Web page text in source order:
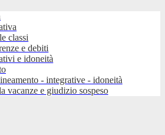
classi
e debiti
e idoneità
- integrative - idoneità
vacanze e giudizio sospeso